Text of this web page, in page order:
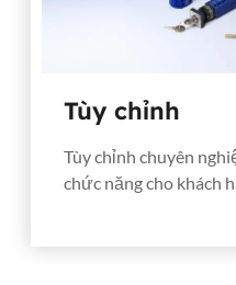
Tùy chỉnh
Tùy chỉnh chuyên
chức năng cho khách